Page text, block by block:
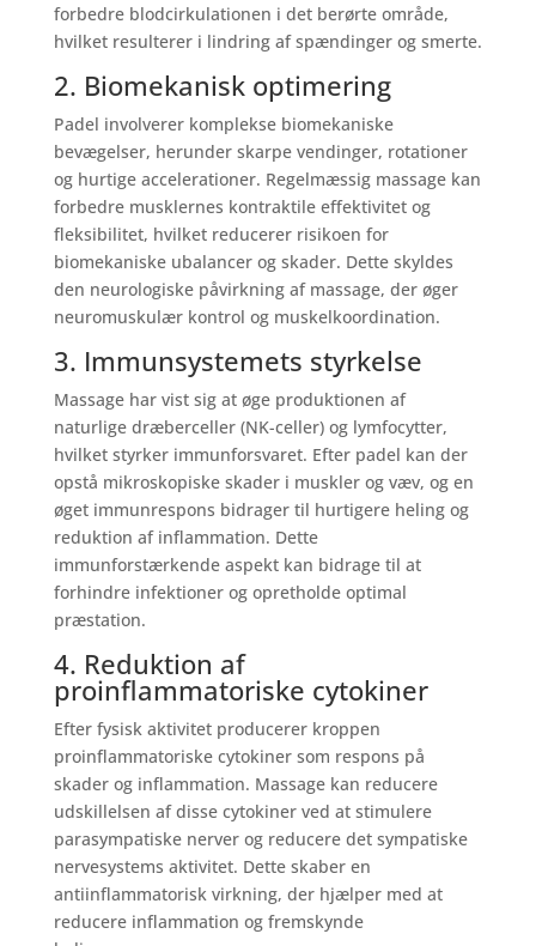
forbedre blodcirkulationen i det berørte område,
hvilket resulterer i lindring af spændinger og smerte.
2. Biomekanisk optimering
Padel involverer komplekse biomekaniske
bevægelser, herunder skarpe vendinger, rotationer
og hurtige accelerationer. Regelmæssig massage kan
forbedre musklernes kontraktile effektivitet og
fleksibilitet, hvilket reducerer risikoen for
biomekaniske ubalancer og skader. Dette skyldes
den neurologiske påvirkning af massage, der øger
neuromuskulær kontrol og muskelkoordination.
3. Immunsystemets styrkelse
Massage har vist sig at øge produktionen af
naturlige dræberceller (NK-celler) og lymfocytter,
hvilket styrker immunforsvaret. Efter padel kan der
opstå mikroskopiske skader i muskler og væv, og en
øget immunrespons bidrager til hurtigere heling og
reduktion af inflammation. Dette
immunforstærkende aspekt kan bidrage til at
forhindre infektioner og opretholde optimal
præstation.
4. Reduktion af
proinflammatoriske cytokiner
Efter fysisk aktivitet producerer kroppen
proinflammatoriske cytokiner som respons på
skader og inflammation. Massage kan reducere
udskillelsen af disse cytokiner ved at stimulere
parasympatiske nerver og reducere det sympatiske
nervesystems aktivitet. Dette skaber en
antiinflammatorisk virkning, der hjælper med at
reducere inflammation og fremskynde